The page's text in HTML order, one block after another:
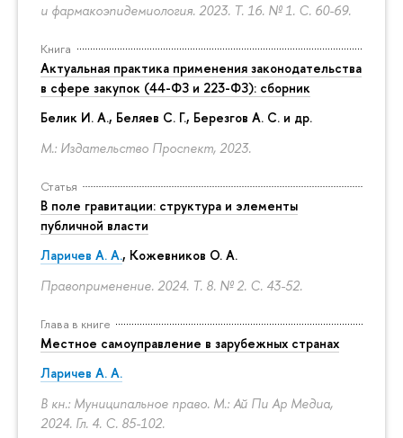
и фармакоэпидемиология. 2023. Т. 16. № 1. С. 60-69.
Книга
Актуальная практика применения законодательства
в сфере закупок (44-ФЗ и 223-ФЗ): сборник
Белик И. А., Беляев С. Г., Березгов А. С. и др.
М.: Издательство Проспект, 2023.
Статья
В поле гравитации: структура и элементы
публичной власти
Ларичев А. А., Кожевников О. А.
Правоприменение. 2024. Т. 8. № 2. С. 43-52.
Глава в книге
Местное самоуправление в зарубежных странах
Ларичев А. А.
В кн.: Муниципальное право. М.: Ай Пи Ар Медиа,
2024. Гл. 4. С. 85-102.